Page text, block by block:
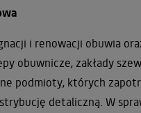
i renowacji obuwia
obuwnicze, zakłady
podmioty, których
detaliczną. W